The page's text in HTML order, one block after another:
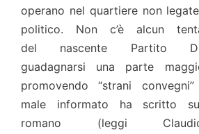
operano nel quartiere non
politico. Non c’è alcun
del nascente Partito
guadagnarsi una parte
promovendo “strani
male informato ha scritto
romano (leggi